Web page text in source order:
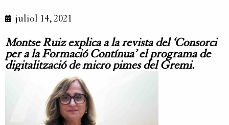
juliol 14, 2021
Montse Ruiz explica a la revista del ‘Consorci
per a la Formació Contínua’ el programa de
digitalització de micro pimes del Gremi.